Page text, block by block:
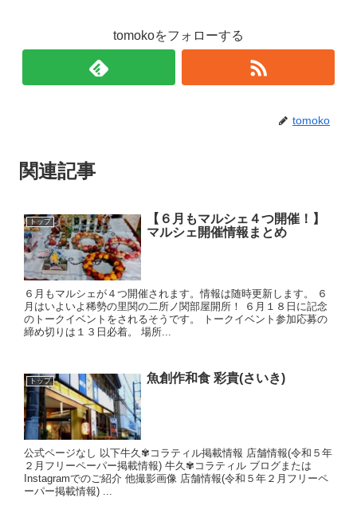
tomokoをフォローする
tomoko
関連記事
トップ
【６月もマルシェ４つ開催！】
マルシェ開催情報まとめ
６月もマルシェが４つ開催されます。情報は随時更新します。 ６
月はいよいよ稀勢の里関の二所ノ関部屋開所！ ６月１８日に記念
のトークイベントをされるそうです。 トークイベント参加応募の
締め切りは１３日必着。 場所...
トップ 魚創作和食 彩貴(さいき)
公式ページなし 以下牛久✾コラティル掲載情報 店舗情報(令和５年
２月フリーペーパー掲載情報) 牛久✾コラティル ブログまたは
Instagramでのご紹介 他撮影画像 店舗情報(令和５年２月フリーペ
ーパー掲載情報) ...